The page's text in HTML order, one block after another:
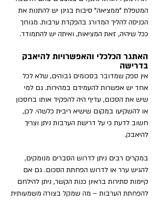
המטפלת "ממציאה" סיבות בגינן יש להתנות את
הכניסה להליך המדורג בהפקדת ערבות. מגוחך
ככל שיהיה, זאת המציאות, ואיתה יש להתמודד.
האתגר הכלכלי והאפשרויות להיאבק
בדרישה
אין ספק שמדובר בסכומים גבוהים, שלא לכל
אחד יש אפשרות להעמידם במהירות. גם למי
שיש את הסכום, עדיף היה להפקיד אותו בחסכון
או להשקיעו במקום שישיא ריבית כלשהי. לכן,
חשוב לדעת כי על דרישת הערבות ניתן וצריך
להיאבק.
במקרים רבים ניתן לדרוש הסברים מנומקים,
להגיש ערר או לדרוש הפחתת הסכום. גם אם
קיימות סתירות בראיון כנות הקשר, ניתן להילחם
להפחתת הערבות – מה שמקל בצורה משמעותית